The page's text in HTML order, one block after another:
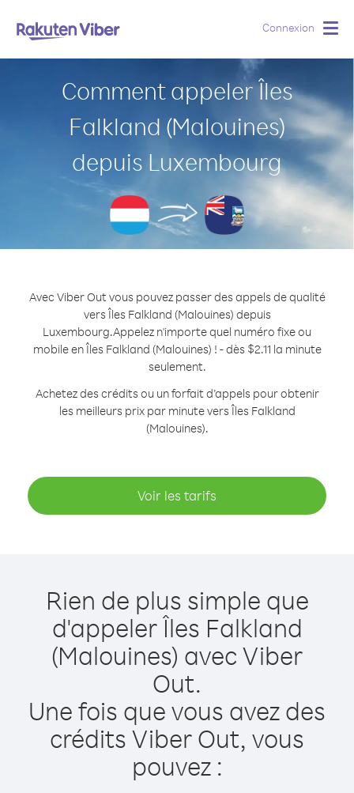
Connexion
Comment appeler Îles
Falkland (Malouines)
depuis Luxembourg
Avec Viber Out vous pouvez passer des appels de qualité
vers Îles Falkland (Malouines) depuis
Luxembourg.Appelez n'importe quel numéro fixe ou
mobile en Îles Falkland (Malouines) ! - dès $2.11 la minute
seulement.
Achetez des crédits ou un forfait d’appels pour obtenir
les meilleurs prix par minute vers Îles Falkland
(Malouines).
Voir les tarifs
Rien de plus simple que
d'appeler Îles Falkland
(Malouines) avec Viber
Out.
Une fois que vous avez des
crédits Viber Out, vous
pouvez :